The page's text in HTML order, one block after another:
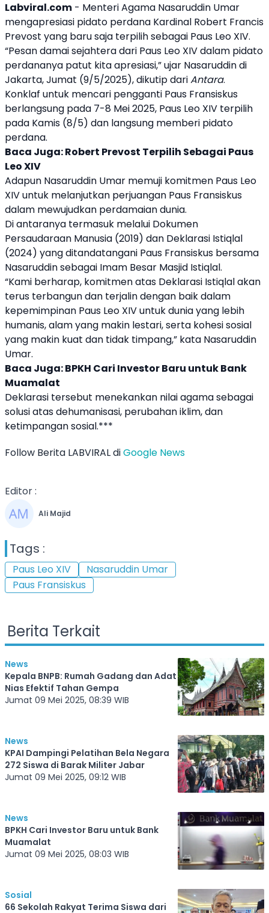
Labviral.com - Menteri Agama Nasaruddin Umar
mengapresiasi pidato perdana Kardinal Robert Francis
Prevost yang baru saja terpilih sebagai Paus Leo XIV.
“Pesan damai sejahtera dari Paus Leo XIVdalam pidato
perdananya patut kita apresiasi,” ujar Nasaruddin di
Jakarta, Jumat (9/5/2025), dikutip dariAntara.
Konklaf untuk mencari pengganti Paus Fransiskus
berlangsung pada 7-8 Mei 2025, Paus Leo XIV terpilih
pada Kamis (8/5) dan langsung memberi pidato
perdana.
Baca Juga:Robert Prevost Terpilih Sebagai Paus
Leo XIV
Adapun Nasaruddin Umar memuji komitmen Paus Leo
XIVuntuk melanjutkan perjuangan Paus Fransiskus
dalam mewujudkan perdamaian dunia.
Di antaranya termasuk melalui Dokumen
Persaudaraan Manusia (2019) dan Deklarasi Istiqlal
(2024) yang ditandatangani Paus Fransiskus bersama
Nasaruddin sebagai Imam Besar Masjid Istiqlal.
“Kami berharap, komitmen atas Deklarasi Istiqlal akan
terus terbangun dan terjalin dengan baik dalam
kepemimpinan Paus Leo XIVuntuk dunia yang lebih
humanis, alam yang makin lestari, serta kohesi sosial
yang makin kuat dan tidak timpang,” kata Nasaruddin
Umar.
Baca Juga:BPKH Cari Investor Baru untuk Bank
Muamalat
Deklarasi tersebut menekankan nilai agama sebagai
solusi atas dehumanisasi, perubahan iklim, dan
ketimpangan sosial.***
Follow Berita LABVIRAL diGoogle News
Editor :
Ali Majid
Tags :
Paus Leo XIV
Nasaruddin Umar
Paus Fransiskus
Berita Terkait
News
Kepala BNPB: Rumah Gadang dan Adat
Nias Efektif Tahan Gempa
Jumat 09 Mei 2025, 08:39 WIB
News
KPAI Dampingi Pelatihan Bela Negara
272 Siswa di Barak Militer Jabar
Jumat 09 Mei 2025, 09:12 WIB
News
BPKH Cari Investor Baru untuk Bank
Muamalat
Jumat 09 Mei 2025, 08:03 WIB
Sosial
66 Sekolah Rakyat Terima Siswa dari